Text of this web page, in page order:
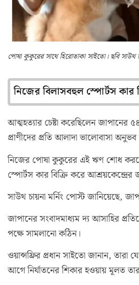
পোষা কুকুরের সাথে হিরোতাকা সাইতো। ছবি সাউথ
নিজের বিলাসবহুল স্পোর্টস
আত্মহত্যার চেষ্টা করেছিলেন জাপানের
প্রাণীদের প্রতি আলাদা ভালোবাসা
নিজের পোষা কুকুরের এই ঋণ শোধ
স্পোর্টস কার বিক্রি করে
সাউথ চায়না মর্নিং পোস্ট জানিয়েছে,
জাপানের সংবাদমাধ্যম দ্য আসাহির
পক্ষে সামলানো কঠিন।
ওয়ান্সফ্রির প্রধান সাইতো জানান,
আগে নির্যাতনের শিকার হওয়ায় মূলত